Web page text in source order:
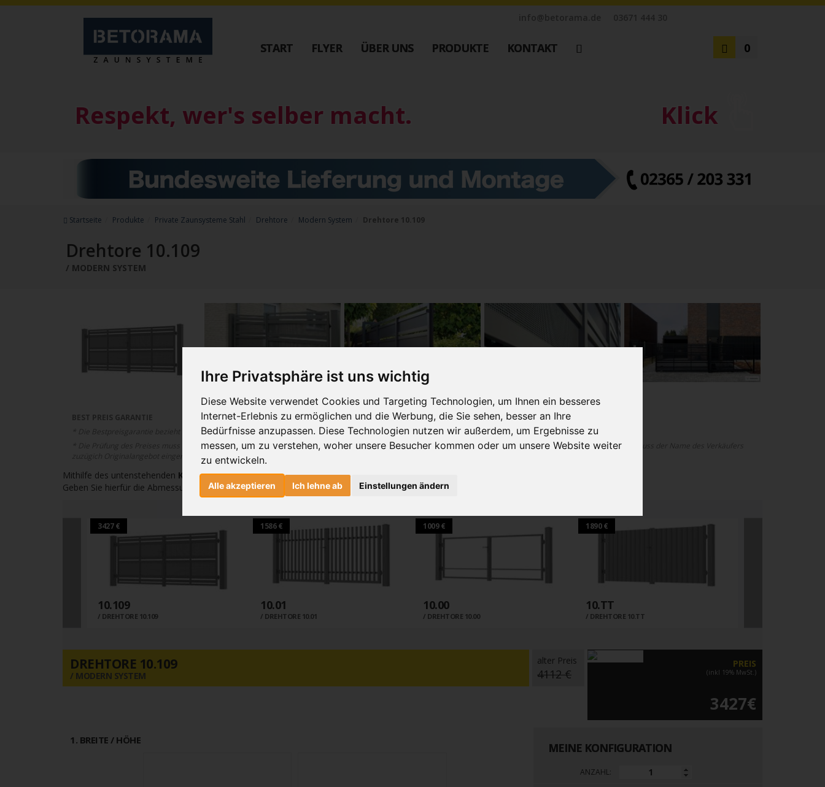
Ihre Privatsphäre ist uns wichtig
Diese Website verwendet Cookies und Targeting Technologien, um Ihnen ein besseres
Internet-Erlebnis zu ermöglichen und die Werbung, die Sie sehen, besser an Ihre
Bedürfnisse anzupassen. Diese Technologien nutzen wir außerdem, um Ergebnisse zu
messen, um zu verstehen, woher unsere Besucher kommen oder um unsere Website weiter
zu entwickeln.
Alle akzeptieren Ich lehne ab Einstellungen ändern
START FLYER ÜBER UNS PRODUKTE KONTAKT 0
Schiebetore
Zaunfelder
Zubehör
Schiebetore
Schiebetore Industrie
Schiebetore
Downloads
Google Rezensionen
Datenschutz
Nachrichten
Klick
Respekt, wer's selber macht.
Startseite Produkte Private Zaunsysteme Stahl Drehtore Modern System Drehtore 10.109
Drehtore 10.109
MODERN SYSTEM
BEST PREIS GARANTIE
* Die Bestpreisgarantie bezieht sich auf den Gesamtpreis des Angebots inklusive der Montage. Es werden keine Einzelpositionen bewertet.
* Die Prüfung des Preises muss unsererseits gewährleistet sein z.B. Onlinevergleich eines Mitbewerbers. Bei Angeboten von Unternehmen ohne Onlinekonfigurator, muss der Name des Verkäufers
zuzügich Originalangebot eingereicht werden.
Mithilfe des untenstehenden Konfiguratorkönnen Sie Ihr Wunschtor, egal ob Schiebetor, Drehtor, Pforte oder Zaunfeld planen.
Geben Sie hierfür die Abmessungen: Höhe, Breite, Wunschfarbe sowie das gewünschte Zubehör ein.
10.109
DREHTORE 10.109
3427 €
10.01
DREHTORE 10.01
1586 €
10.00
DREHTORE 10.00
1009 €
10.TT
DREHTORE 10.TT
1890 €
DREHTORE 10.109
MODERN SYSTEM
alter Preis
4112 €
PREIS
(inkl 19% MwSt.)
3427€
1 . BREITE / HÖHE
MEINE KONFIGURATION
ANZAHL: